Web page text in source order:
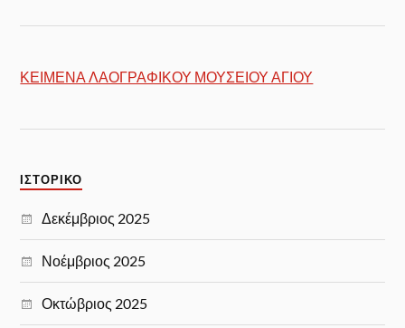
ΚΕΙΜΕΝΑ ΛΑΟΓΡΑΦΙΚΟΥ ΜΟΥΣΕΙΟΥ ΑΓΙΟΥ
ΙΣΤΟΡΙΚΌ
Δεκέμβριος 2025
Νοέμβριος 2025
Οκτώβριος 2025